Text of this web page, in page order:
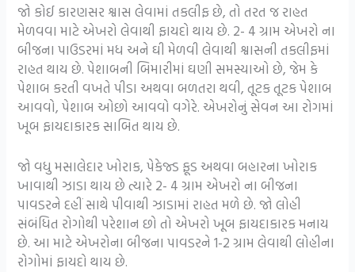
જો કોઈ કારણસર શ્વાસ લેવામાં તકલીફ છે, તો તરત જ રાહત
મેળવવા માટે એખરો લેવાથી ફાયદો થાય છે. 2- 4 ગ્રામ એખરો ના
બીજના પાઉડરમાં મધ અને ઘી મેળવી લેવાથી શ્વાસની તકલીફમાં
રાહત થાય છે. પેશાબની બિમારીમાં ઘણી સમસ્યાઓ છે, જેમ કે
પેશાબ કરતી વખતે પીડા અથવા બળતરા થવી, તૂટક તૂટક પેશાબ
આવવો, પેશાબ ઓછો આવવો વગેરે. એખરોનું સેવન આ રોગમાં
ખૂબ ફાયદાકારક સાબિત થાય છે.
જો વધુ મસાલેદાર ખોરાક, પેકેજ્ડ ફૂડ અથવા બહારના ખોરાક
ખાવાથી ઝાડા થાય છે ત્યારે 2- 4 ગ્રામ એખરો ના બીજના
પાવડરને દહીં સાથે પીવાથી ઝાડામાં રાહત મળે છે. જો લોહી
સંબંધિત રોગોથી પરેશાન છો તો એખરો ખૂબ ફાયદાકારક મનાય
છે. આ માટે એખરોના બીજના પાવડરને 1-2 ગ્રામ લેવાથી લોહીના
રોગોમાં ફાયદો થાય છે.